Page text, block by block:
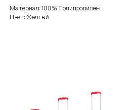
Материал: 100% Полипропилен
Цвет: Желтый